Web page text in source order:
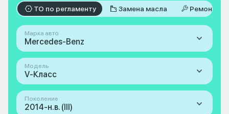
ТО по регламенту Замена масла Ремонт
Марка авто
Mercedes-Benz
Модель
V-Класс
Поколение
2014-н.в. (III)